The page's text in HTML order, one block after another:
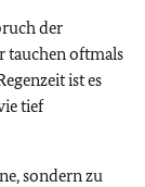
der
tauchen oftmals
ist es
tief
sondern zu